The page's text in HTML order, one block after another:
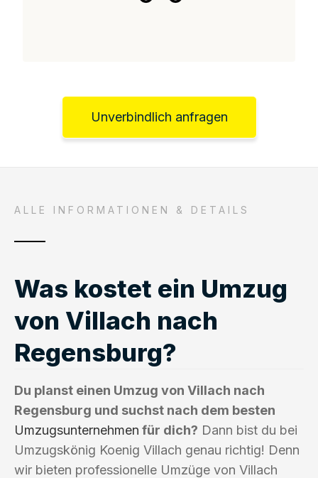
Unverbindlich anfragen
ALLE INFORMATIONEN & DETAILS
Was kostet ein Umzug
von Villach nach
Regensburg?
Du planst einen Umzug von Villach nach
Regensburg und suchst nach dem besten
Umzugsunternehmen für dich? Dann bist du bei
Umzugskönig Koenig Villach genau richtig! Denn
wir bieten professionelle Umzüge von Villach